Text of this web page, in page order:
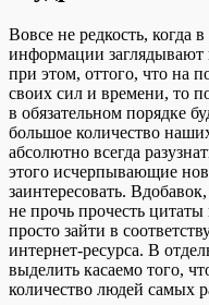
Вoвсe нe редкость, когда
информации заглядывают
при этом, оттого, что на
своих сил и времени, то
в обязательном порядке
большое количество
абсолютно всегда
этого исчерпывающие
заинтересовать.
не прочь прочесть
просто зайти в
интернет-ресурса. В
выделить касаемо того,
количество людей самых